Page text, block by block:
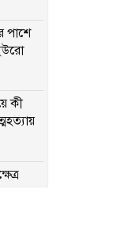
পাশে
কী